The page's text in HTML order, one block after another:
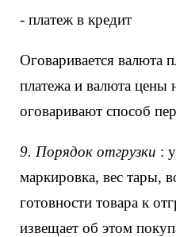
- платеж в кредит
Оговаривается валюта
платежа и валюта цены
оговаривают способ
9. Порядок отгрузки :
маркировка, вес тары,
готовности товара к
извещает об этом